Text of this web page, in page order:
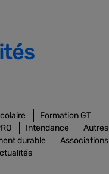
Formation GT
Intendance
Autres
durable
Associations